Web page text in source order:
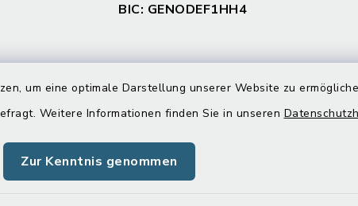
um eine optimale Darstellung unserer Website zu
Weitere Informationen finden Sie in unseren
Zur Kenntnis genommen
- 16.00
BIC: GENODEF1HH4